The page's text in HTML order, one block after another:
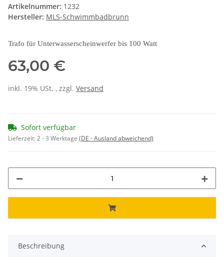
Artikelnummer: 1232
Hersteller: MLS-Schwimmbadbrunn
Trafo für Unterwasserscheinwerfer bis 100 Watt
63,00 €
inkl. 19% USt. , zzgl. Versand
Sofort verfügbar
Lieferzeit:2 - 3 Werktage (DE - Ausland abweichend)
Beschreibung